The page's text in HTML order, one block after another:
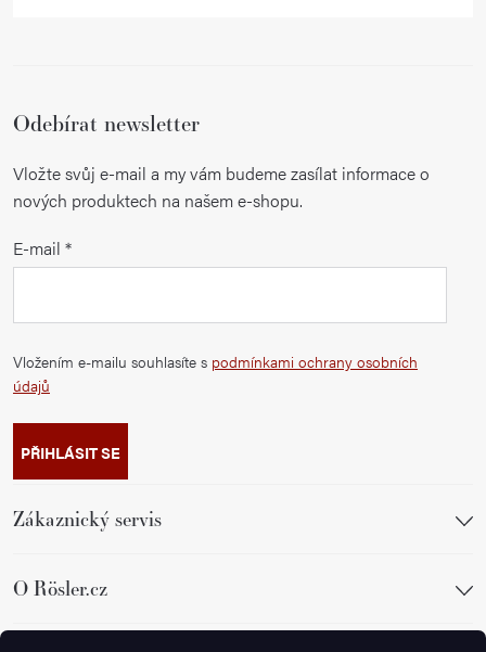
Odebírat newsletter
Vložte svůj e-mail a my vám budeme zasílat informace o
nových produktech na našem e-shopu.
E-mail
Vložením e-mailu souhlasíte s podmínkami ochrany osobních
údajů
PŘIHLÁSIT SE
Zákaznický servis
O Rösler.cz